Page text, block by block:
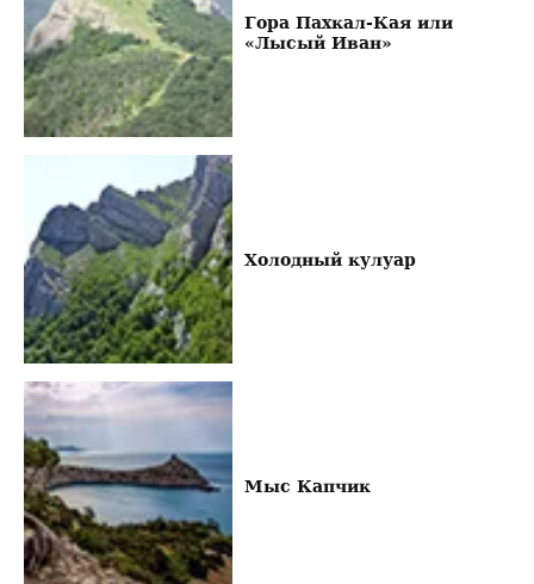
Гора Пахкал-Кая или
«Лысый Иван»
Холодный кулуар
Мыс Капчик